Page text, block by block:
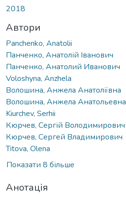
2018
Автори
Panchenko, Anatolii
Панченко, Анатолій Іванович
Панченко, Анатолий Иванович
Voloshyna, Anzhela
Волошина, Анжела Анатоліївна
Волошина, Анжела Анатольевна
Kiurchev, Serhii
Кюрчев, Сергій Володимирович
Кюрчев, Сергей Владимирович
Titova, Olena
Показати 8 більше
Анотація